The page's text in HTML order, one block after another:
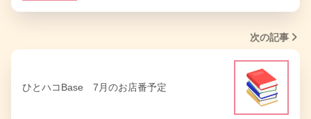
次の記事
ひとハコBase 7月のお店番予定